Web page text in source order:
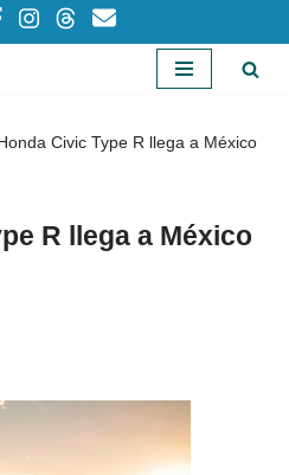
Civic Type R llega a México
R llega a México